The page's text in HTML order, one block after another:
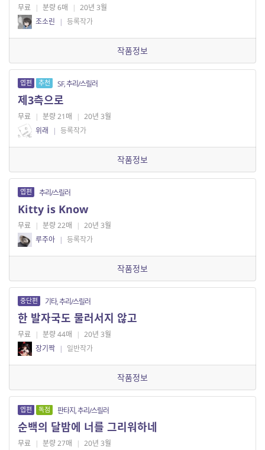
무료 | 분량 6매 | 20년 3월
조소린
| 등록작가
작품정보
엽편 추천 SF, 추리/스릴러
제3측으로
무료 | 분량 21매 | 20년 3월
위래
| 등록작가
작품정보
엽편 추리/스릴러
Kitty is Know
무료 | 분량 22매 | 20년 3월
루주아 | 등록작가
작품정보
중단편 기타, 추리/스릴러
한 발자국도 물러서지 않고
무료 | 분량 44매 | 20년 3월
장기짝 | 일반작가
작품정보
엽편 독점 판타지, 추리/스릴러
순백의 달밤에 너를 그리워하네
무료 | 분량 27매 | 20년 3월